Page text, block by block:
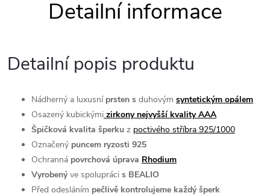
Detailní popis produktu
Nádherný a luxusní prsten s duhovým syntetickým opálem
Osazený kubickými zirkony nejvyšší kvality AAA
Špičková kvalita šperku z poctivého stříbra 925/1000
Označený puncem ryzosti 925
Ochranná povrchová úprava Rhodium
Vyrobenýve spolupráci s BEALIO
Před odesláním pečlivě kontrolujeme každý šperk